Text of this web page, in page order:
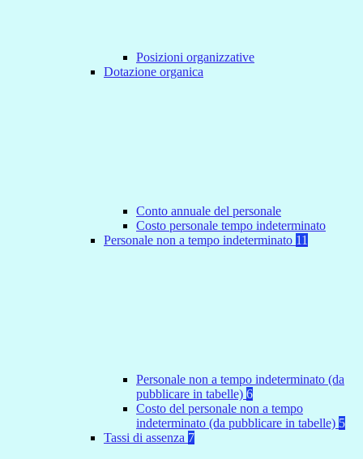
Posizioni organizzative
Dotazione organica
Conto annuale del personale
Costo personale tempo indeterminato
Personale non a tempo indeterminato 11
Personale non a tempo indeterminato (da
pubblicare in tabelle) 6
Costo del personale non a tempo
indeterminato (da pubblicare in tabelle) 5
Tassi di assenza 7